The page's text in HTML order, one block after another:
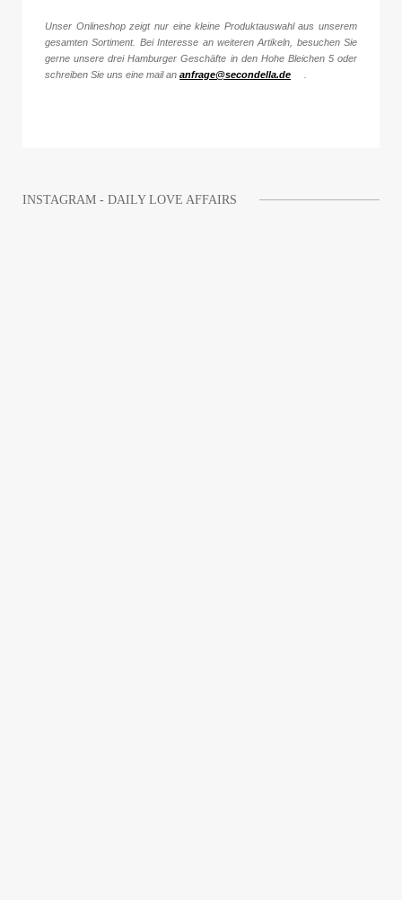
Unser Onlineshop zeigt nur eine kleine Produktauswahl aus unserem
gesamten Sortiment. Bei Interesse an weiteren Artikeln, besuchen Sie
gerne unsere drei Hamburger Geschäfte in den Hohe Bleichen 5 oder
schreiben Sie uns eine mail an anfrage@secondella.de
INSTAGRAM - DAILY LOVE AFFAIRS